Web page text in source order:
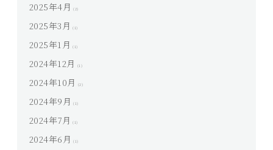
2025年4月 (2)
2025年3月 (1)
2025年1月 (1)
2024年12月 (1)
2024年10月 (2)
2024年9月 (1)
2024年7月 (1)
2024年6月 (1)